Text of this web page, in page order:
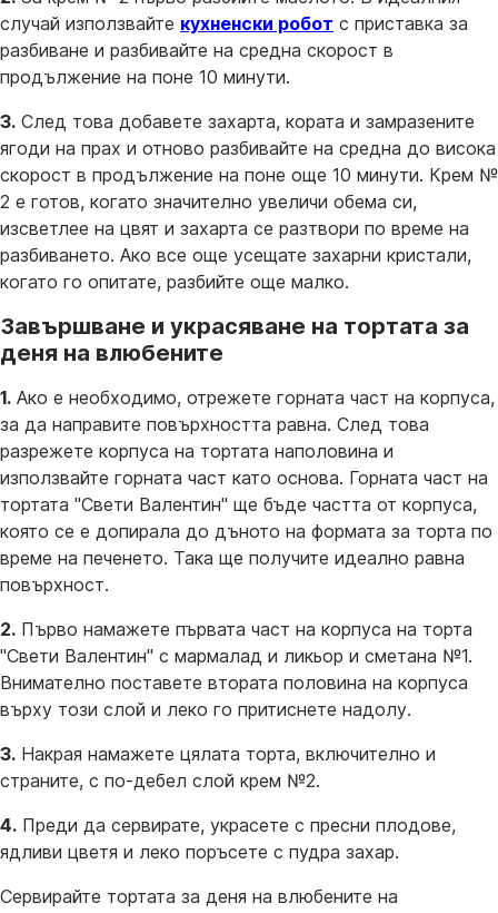
случай използвайте кухненски робот с приставка за
разбиване и разбивайте на средна скорост в
продължение на поне 10 минути.
3. След това добавете захарта, кората и замразените
ягоди на прах и отново разбивайте на средна до висока
скорост в продължение на поне още 10 минути. Крем №
2 е готов, когато значително увеличи обема си,
изсветлее на цвят и захарта се разтвори по време на
разбиването. Ако все още усещате захарни кристали,
когато го опитате, разбийте още малко.
Завършване и украсяване на тортата за
деня на влюбените
1. Ако е необходимо, отрежете горната част на корпуса,
за да направите повърхността равна. След това
разрежете корпуса на тортата наполовина и
използвайте горната част като основа. Горната част на
тортата "Свети Валентин" ще бъде частта от корпуса,
която се е допирала до дъното на формата за торта по
време на печенето. Така ще получите идеално равна
повърхност.
2. Първо намажете първата част на корпуса на торта
"Свети Валентин" с мармалад и ликьор и сметана №1.
Внимателно поставете втората половина на корпуса
върху този слой и леко го притиснете надолу.
3. Накрая намажете цялата торта, включително и
страните, с по-дебел слой крем №2.
4. Преди да сервирате, украсете с пресни плодове,
ядливи цветя и леко поръсете с пудра захар.
Сервирайте тортата за деня на влюбените на